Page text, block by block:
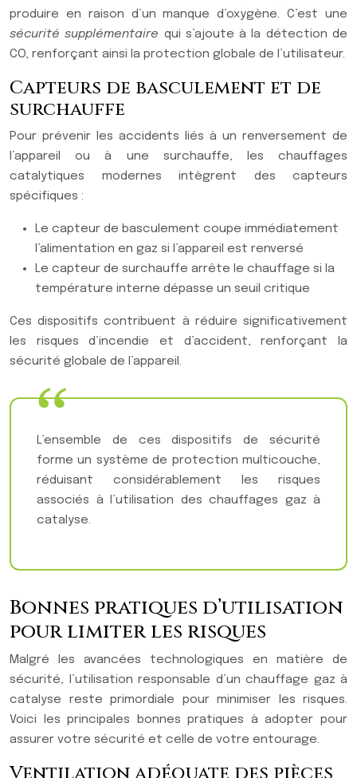
produire en raison d’un manque d’oxygène. C’est une
sécurité supplémentaire qui s’ajoute à la détection de
CO, renforçant ainsi la protection globale de l’utilisateur.
Capteurs de basculement et de
surchauffe
Pour prévenir les accidents liés à un renversement de
l’appareil ou à une surchauffe, les chauffages
catalytiques modernes intègrent des capteurs
spécifiques :
Le capteur de basculement coupe immédiatement
l’alimentation en gaz si l’appareil est renversé
Le capteur de surchauffe arrête le chauffage si la
température interne dépasse un seuil critique
Ces dispositifs contribuent à réduire significativement
les risques d’incendie et d’accident, renforçant la
sécurité globale de l’appareil.
L’ensemble de ces dispositifs de sécurité
forme un système de protection multicouche,
réduisant considérablement les risques
associés à l’utilisation des chauffages gaz à
catalyse.
Bonnes pratiques d’utilisation
pour limiter les risques
Malgré les avancées technologiques en matière de
sécurité, l’utilisation responsable d’un chauffage gaz à
catalyse reste primordiale pour minimiser les risques.
Voici les principales bonnes pratiques à adopter pour
assurer votre sécurité et celle de votre entourage.